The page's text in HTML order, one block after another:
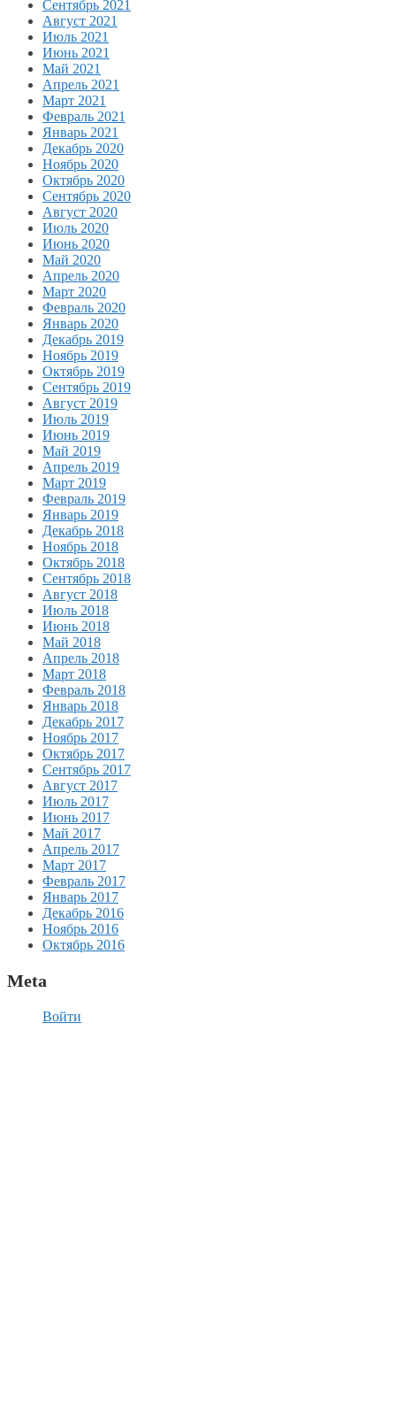
Сентябрь 2021
Август 2021
Июль 2021
Июнь 2021
Май 2021
Апрель 2021
Март 2021
Февраль 2021
Январь 2021
Декабрь 2020
Ноябрь 2020
Октябрь 2020
Сентябрь 2020
Август 2020
Июль 2020
Июнь 2020
Май 2020
Апрель 2020
Март 2020
Февраль 2020
Январь 2020
Декабрь 2019
Ноябрь 2019
Октябрь 2019
Сентябрь 2019
Август 2019
Июль 2019
Июнь 2019
Май 2019
Апрель 2019
Март 2019
Февраль 2019
Январь 2019
Декабрь 2018
Ноябрь 2018
Октябрь 2018
Сентябрь 2018
Август 2018
Июль 2018
Июнь 2018
Май 2018
Апрель 2018
Март 2018
Февраль 2018
Январь 2018
Декабрь 2017
Ноябрь 2017
Октябрь 2017
Сентябрь 2017
Август 2017
Июль 2017
Июнь 2017
Май 2017
Апрель 2017
Март 2017
Февраль 2017
Январь 2017
Декабрь 2016
Ноябрь 2016
Октябрь 2016
Meta
Войти